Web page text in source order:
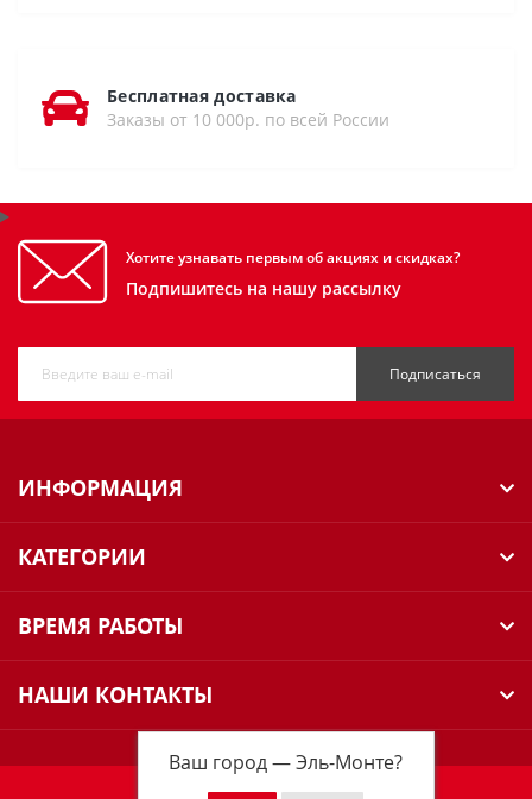
Ваш город —Эль-Монте?
Бесплатная доставка
Заказы от 10 000р. по всей России
Хотите узнавать первым об акциях и скидках?
Подпишитесь на нашу рассылку
Подписаться
ИНФОРМАЦИЯ
КАТЕГОРИИ
ВРЕМЯ РАБОТЫ
НАШИ КОНТАКТЫ